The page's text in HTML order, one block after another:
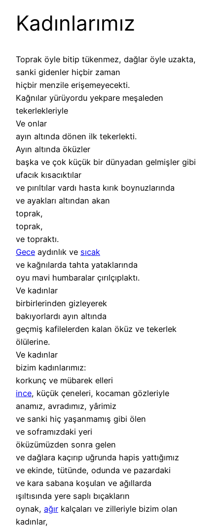
Kadınlarımız
Toprak öyle bitip tükenmez, dağlar öyle uzakta,
sanki gidenler hiçbir zaman
hiçbir menzile erişemeyecekti.
Kağnılar yürüyordu yekpare meşaleden
tekerlekleriyle
Ve onlar
ayın altında dönen ilk tekerlekti.
Ayın altında öküzler
başka ve çok küçük bir dünyadan gelmişler gibi
ufacık kısacıktılar
ve pırıltılar vardı hasta kırık boynuzlarında
ve ayakları altından akan
toprak,
toprak,
ve topraktı.
Gece aydınlık ve sıcak
ve kağnılarda tahta yataklarında
oyu mavi humbaralar çırılçıplaktı.
Ve kadınlar
birbirlerinden gizleyerek
bakıyorlardı ayın altında
geçmiş kafilelerden kalan öküz ve tekerlek
ölülerine.
Ve kadınlar
bizim kadınlarımız:
korkunç ve mübarek elleri
ince, küçük çeneleri, kocaman gözleriyle
anamız, avradımız, yârimiz
ve sanki hiç yaşanmamış gibi ölen
ve soframızdaki yeri
öküzümüzden sonra gelen
ve dağlara kaçırıp uğrunda hapis yattığımız
ve ekinde, tütünde, odunda ve pazardaki
ve kara sabana koşulan ve ağıllarda
ışıltısında yere saplı bıçakların
oynak, ağır kalçaları ve zilleriyle bizim olan
kadınlar,